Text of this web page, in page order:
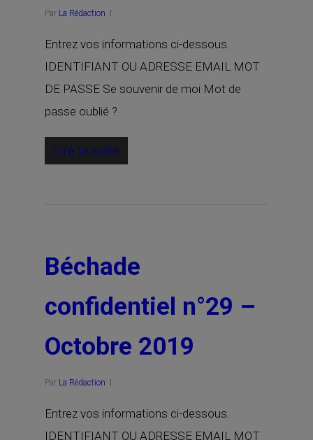
Par La Rédaction
Entrez vos informations ci-dessous.
IDENTIFIANT OU ADRESSE EMAIL MOT
DE PASSE Se souvenir de moi Mot de
passe oublié ?
Lire la suite
Béchade
confidentiel n°29 –
Octobre 2019
Par La Rédaction
Entrez vos informations ci-dessous.
IDENTIFIANT OU ADRESSE EMAIL MOT